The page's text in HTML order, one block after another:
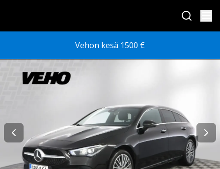
Vehon kesä 1500 €